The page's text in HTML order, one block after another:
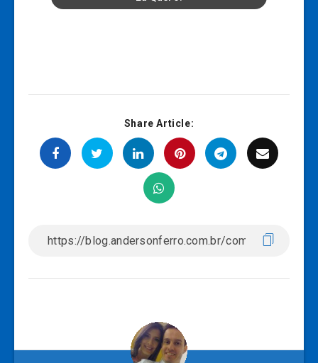
Share Article: